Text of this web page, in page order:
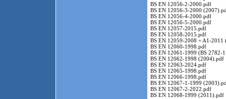
BS EN 12056-2-2000.pdf
BS EN 12056-3-2000
BS EN 12056-4-2000.pdf
BS EN 12056-5-2000.pdf
BS EN 12057-2015.pdf
BS EN 12058-2015.pdf
BS EN 12059-2008 + A1-2011
BS EN 12060-1998.pdf
BS EN 12061-1999 (BS 2782-
BS EN 12062-1998 (2004).pdf
BS EN 12063-2024.pdf
BS EN 12065-1998.pdf
BS EN 12066-1998.pdf
BS EN 12067-1-1999
BS EN 12067-2-2022.pdf
BS EN 12068-1999 (2011).pdf